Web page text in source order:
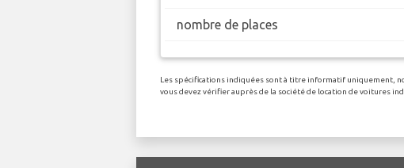
nombre de places
Les spécifications indiquées sont à titre informatif uniquement,
vous devez vérifier auprès de la société de location de voitures